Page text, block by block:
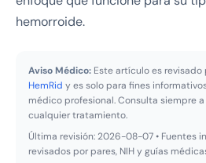
hemorroide.
Aviso Médico: Este artículo es revisado
HemRid y es solo para fines
médico profesional. Consulta siempre
cualquier tratamiento.
Última revisión: 2026-08-07 • Fuentes
revisados por pares, NIH y guías